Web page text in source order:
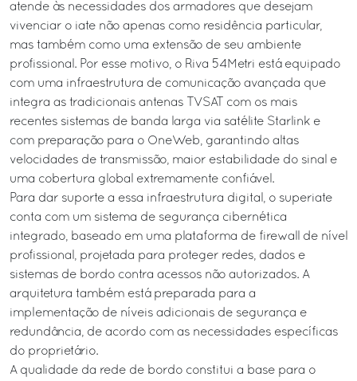
atende às necessidades dos armadores que desejam
vivenciar o iate não apenas como residência particular,
mas também como uma extensão de seu ambiente
profissional. Por esse motivo, o Riva 54Metri está equipado
com uma infraestrutura de comunicação avançada que
integra as tradicionais antenas TVSAT com os mais
recentes sistemas de banda larga via satélite Starlink e
com preparação para o OneWeb, garantindo altas
velocidades de transmissão, maior estabilidade do sinal e
uma cobertura global extremamente confiável.
Para dar suporte a essa infraestrutura digital, o superiate
conta com um sistema de segurança cibernética
integrado, baseado em uma plataforma de firewall de nível
profissional, projetada para proteger redes, dados e
sistemas de bordo contra acessos não autorizados. A
arquitetura também está preparada para a
implementação de níveis adicionais de segurança e
redundância, de acordo com as necessidades específicas
do proprietário.
A qualidade da rede de bordo constitui a base para o